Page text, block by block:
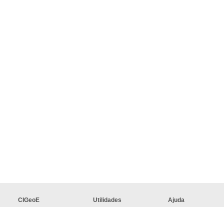
CIGeoE
Utilidades
Ajuda